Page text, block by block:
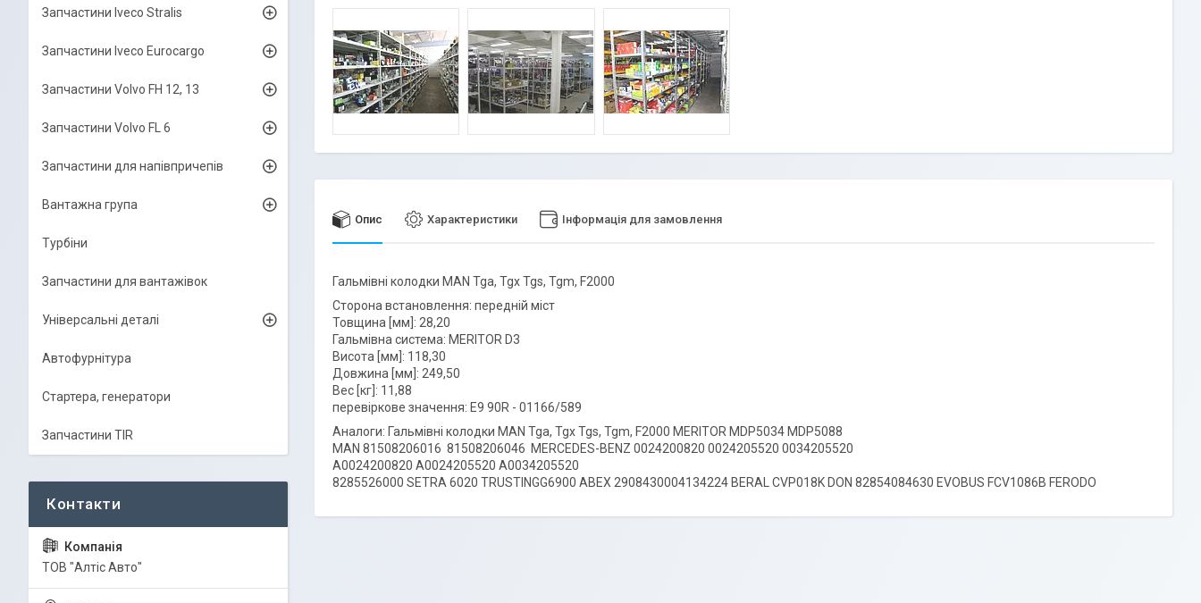
Опис Характеристики Інформація для замовлення
Гальмівні колодки MAN Tga, Tgx Tgs, Tgm, F2000
Сторона встановлення: передній міст
Товщина [мм]: 28,20
Гальмівна система: MERITOR D3
Висота [мм]: 118,30
Довжина [мм]: 249,50
Вес [кг]: 11,88
перевіркове значення: E9 90R - 01166/589
Аналоги: Гальмівні колодки MAN Tga, Tgx Tgs, Tgm, F2000 MERITOR MDP5034 MDP5088
MAN 81508206016 81508206046 MERCEDES-BENZ 0024200820 0024205520 0034205520
A0024200820 A0024205520 A0034205520
8285526000 SETRA 6020 TRUSTINGG6900 ABEX 2908430004134224 BERAL CVP018K DON 82854084630 EVOBUS FCV1086B FERODO
Запчастини Iveco Stralis
Запчастини Iveco Eurocargo
Запчастини Volvo FH 12, 13
Запчастини Volvo FL 6
Запчастини для напівпричепів
Вантажна група
Турбіни
Запчастини для вантажівок
Універсальні деталі
Автофурнітура
Стартера, генератори
Запчастини TIR
ТОВ "Алтіс Авто"